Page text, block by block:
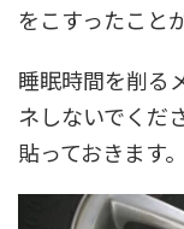
をこすったこと
睡眠時間を削る
ネしないでくだ
貼っておきます。